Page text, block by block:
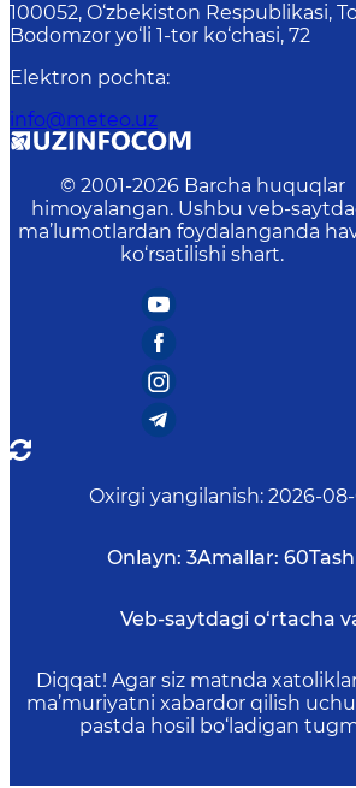
100052, O‘zbekiston Respublikasi,
Bodomzor yo‘li 1-tor ko‘chasi, 72
Elektron pochta:
info@meteo.uz
© 2001-2026 Barcha huquqlar
himoyalangan. Ushbu veb-
ma’lumotlardan foydalanganda
ko‘rsatilishi shart.
Oxirgi yangilanish: 2026-08-
Onlayn: 3Amallar: 60
Veb-saytdagi o‘rtacha
Diqqat! Agar siz matnda
ma’muriyatni xabardor qilish
pastda hosil bo‘ladigan